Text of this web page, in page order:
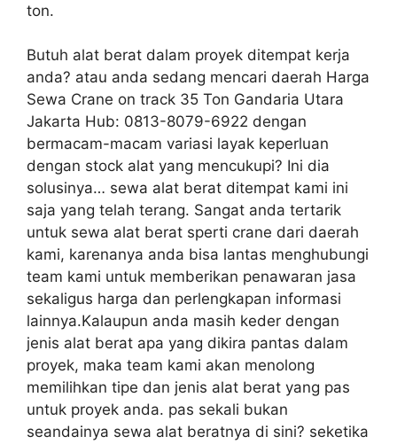
ton.
Butuh alat berat dalam proyek ditempat kerja
anda? atau anda sedang mencari daerah Harga
Sewa Crane on track 35 Ton Gandaria Utara
Jakarta Hub: 0813-8079-6922 dengan
bermacam-macam variasi layak keperluan
dengan stock alat yang mencukupi? Ini dia
solusinya… sewa alat berat ditempat kami ini
saja yang telah terang. Sangat anda tertarik
untuk sewa alat berat sperti crane dari daerah
kami, karenanya anda bisa lantas menghubungi
team kami untuk memberikan penawaran jasa
sekaligus harga dan perlengkapan informasi
lainnya.Kalaupun anda masih keder dengan
jenis alat berat apa yang dikira pantas dalam
proyek, maka team kami akan menolong
memilihkan tipe dan jenis alat berat yang pas
untuk proyek anda. pas sekali bukan
seandainya sewa alat beratnya di sini? seketika